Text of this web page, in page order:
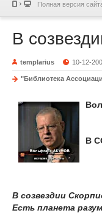
Полная версия
В
templarius 10-12-
"Библиотека
В
В созвездии
Есть планета